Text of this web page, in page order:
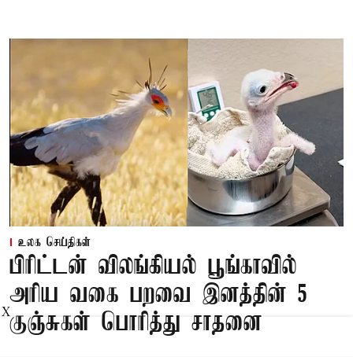
உலக செய்திகள்
பிரிட்டன் விலங்கியல் பூங்காவில்
அரிய வகை பறவை இனத்தின் 5
குஞ்சுகள் பொரித்து சாதனை
X